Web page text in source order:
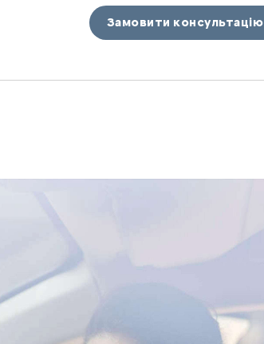
Замовити консультацію